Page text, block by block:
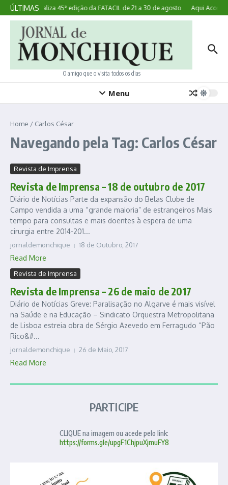
Ir para o conteúdo
ÚLTIMAS
Lagoa realiza 45ª edição da FATACIL de 21 a 30 de agosto Aqui
O amigo que o visita todos os dias
Menu
Home / Carlos César
Navegando pela Tag: Carlos César
Revista de Imprensa
Revista de Imprensa – 18 de outubro de 2017
Diário de Notícias Parte da expansão do Belas Clube de
Campo vendida a uma “grande maioria” de estrangeiros Mais
tempo para consultas e mais doentes à espera de uma
cirurgia entre 2014-201...
jornaldemonchique 18 de Outubro, 2017
Read More
Revista de Imprensa
Revista de Imprensa – 26 de maio de 2017
Diário de Notícias Greve: Paralisação no Algarve é mais visível
na Saúde e na Educação – Sindicato Orquestra Metropolitana
de Lisboa estreia obra de Sérgio Azevedo em Ferragudo “Pão
Rico&#...
jornaldemonchique 26 de Maio, 2017
Read More
PARTICIPE
CLIQUE na imagem ou acede pelo link:
https://forms.gle/upgF1ChjpuXjmuFY8